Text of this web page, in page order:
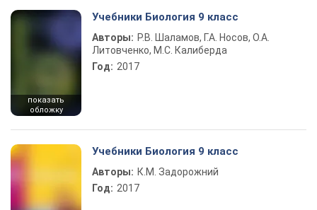
показать
обложку
Учебники Биология 9 класс
Авторы: Р.В. Шаламов, Г.А. Носов, О.А.
Литовченко, М.С. Калиберда
Год: 2017
Учебники Биология 9 класс
Авторы: К.М. Задорожний
Год: 2017